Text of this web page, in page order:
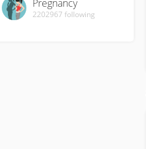
Pregnancy
2202967 following